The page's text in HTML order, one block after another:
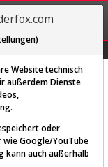
REGIS-
TRIEREN
für
Website technisch
außerdem Dienste
oder
Google/YouTube
kann auch außerhalb